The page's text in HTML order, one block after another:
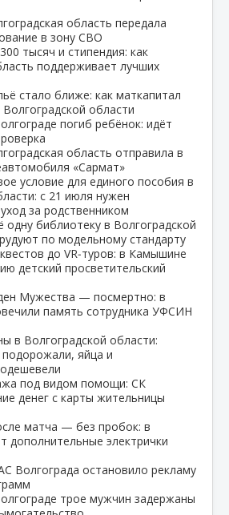
область передала
в зону СВО
тысяч и стипендия: как
поддерживает лучших
стало ближе: как маткапитал
области
погиб ребёнок: идёт
область отправила в
«Сармат»
условие для единого пособия в
с 21 июля нужен
за родственником
одну библиотеку в Волгоградской
по модельному стандарту
до VR‑туров: в Камышине
детский просветительский
Мужества — посмертно: в
память сотрудника УФСИН
в Волгоградской области:
яйца и
под видом помощи: СК
денег с карты жительницы
матча — без пробок: в
дополнительные электрички
Волгограда остановило рекламу
трое мужчин задержаны